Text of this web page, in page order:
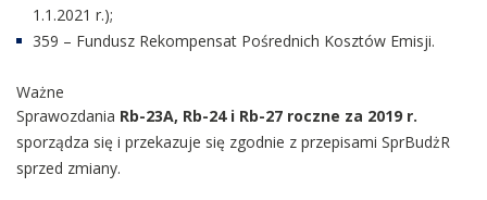
1.1.2021 r.);
359 – Fundusz Rekompensat Pośrednich Kosztów Emisji.
Ważne
Sprawozdania Rb-23A, Rb-24 i Rb-27 roczne za 2019 r.
sporządza się i przekazuje się zgodnie z przepisami SprBudżR
sprzed zmiany.